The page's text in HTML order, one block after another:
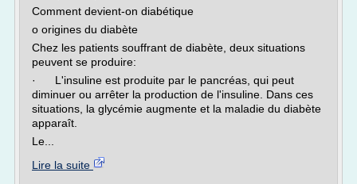
Comment devient-on diabétique
o origines du diabète
Chez les patients souffrant de diabète, deux situations
peuvent se produire:
· L'insuline est produite par le pancréas, qui peut
diminuer ou arrêter la production de l'insuline. Dans ces
situations, la glycémie augmente et la maladie du diabète
apparaît.
Le...
Lire la suite